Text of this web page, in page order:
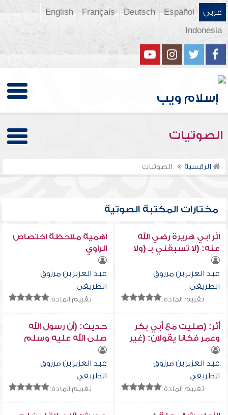
عربي Español
Deutsch
Français
English
Indonesia
الصوتيات
الرئيسية الصوتيات
مختارات المكتبة الصوتية
أثر أبي هريرة رضي الله
عنه: (لا تسبقني بـ (ولا
الضالين) )
عبد العزيز بن مرزوق
الطريفي
تقييم المادة:
أهمية ملاحظة اختصاص
الراوي
عبد العزيز بن مرزوق
الطريفي
تقييم المادة:
أثر: (صليت مع أبي بكر
وعمر فكانا يقولان: (غير
المغضوب عليهم ولا
الضالين) ثم يقولان:
آمين)
عبد العزيز بن مرزوق
الطريفي
تقييم المادة:
حديث: (أن رسول الله
صلى الله عليه وسلم
قرأ: (غير المغضوب
عليهم ولا الضالين)،
فقال: آمين، خفض بها
صوته)
عبد العزيز بن مرزوق
الطريفي
تقييم المادة: